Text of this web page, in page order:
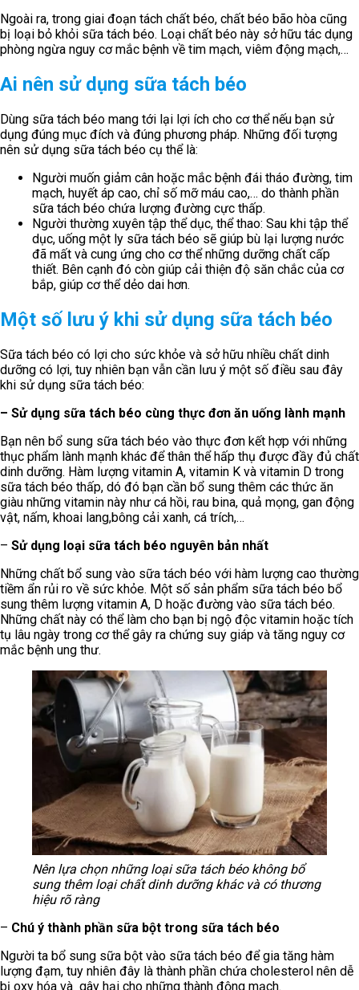
Ngoài ra, trong giai đoạn tách chất béo, chất béo bão hòa cũng
bị loại bỏ khỏi sữa tách béo. Loại chất béo này sở hữu tác dụng
phòng ngừa nguy cơ mắc bệnh về tim mạch, viêm động mạch,…
Ai nên sử dụng sữa tách béo
Dùng sữa tách béo mang tới lại lợi ích cho cơ thể nếu bạn sử
dụng đúng mục đích và đúng phương pháp. Những đối tượng
nên sử dụng sữa tách béo cụ thể là:
Người muốn giảm cân hoặc mắc bệnh đái tháo đường, tim
mạch, huyết áp cao, chỉ số mỡ máu cao,… do thành phần
sữa tách béo chứa lượng đường cực thấp.
Người thường xuyên tập thể dục, thể thao: Sau khi tập thể
dục, uống một ly sữa tách béo sẽ giúp bù lại lượng nước
đã mất và cung ứng cho cơ thể những dưỡng chất cấp
thiết. Bên cạnh đó còn giúp cải thiện độ săn chắc của cơ
bắp, giúp cơ thể dẻo dai hơn.
Một số lưu ý khi sử dụng sữa tách béo
Sữa tách béo có lợi cho sức khỏe và sở hữu nhiều chất dinh
dưỡng có lợi, tuy nhiên bạn vẫn cần lưu ý một số điều sau đây
khi sử dụng sữa tách béo:
– Sử dụng sữa tách béo cùng thực đơn ăn uống lành mạnh
Bạn nên bổ sung sữa tách béo vào thực đơn kết hợp với những
thục phẩm lành mạnh khác để thân thể hấp thụ được đầy đủ chất
dinh dưỡng. Hàm lượng vitamin A, vitamin K và vitamin D trong
sữa tách béo thấp, dó đó bạn cần bổ sung thêm các thức ăn
giàu những vitamin này như cá hồi, rau bina, quả mọng, gan động
vật, nấm, khoai lang,bông cải xanh, cá trích,…
– Sử dụng loại sữa tách béo nguyên bản nhất
Những chất bổ sung vào sữa tách béo với hàm lượng cao thường
tiềm ẩn rủi ro về sức khỏe. Một số sản phẩm sữa tách béo bổ
sung thêm lượng vitamin A, D hoặc đường vào sữa tách béo.
Những chất này có thể làm cho bạn bị ngộ độc vitamin hoặc tích
tụ lâu ngày trong cơ thể gây ra chứng suy giáp và tăng nguy cơ
mắc bệnh ung thư.
Nên lựa chọn những loại sữa tách béo không bổ
sung thêm loại chất dinh dưỡng khác và có thương
hiệu rõ ràng
– Chú ý thành phần sữa bột trong sữa tách béo
Người ta bổ sung sữa bột vào sữa tách béo để gia tăng hàm
lượng đạm, tuy nhiên đây là thành phần chứa cholesterol nên dễ
bị oxy hóa và gây hại cho những thành động mạch.